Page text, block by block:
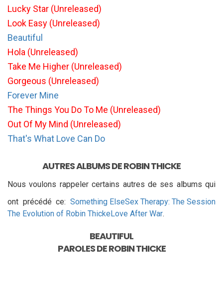
Lucky Star (Unreleased)
Look Easy (Unreleased)
Beautiful
Hola (Unreleased)
Take Me Higher (Unreleased)
Gorgeous (Unreleased)
Forever Mine
The Things You Do To Me (Unreleased)
Out Of My Mind (Unreleased)
That's What Love Can Do
AUTRES ALBUMS DE ROBIN THICKE
Nous voulons rappeler certains autres de ses albums qui
ont précédé ce: Something ElseSex Therapy: The Session
The Evolution of Robin ThickeLove After War.
BEAUTIFUL
PAROLES DEROBIN THICKE